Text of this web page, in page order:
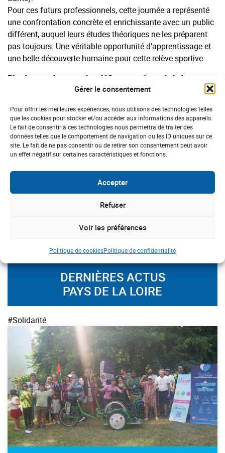
Gérer le consentement
Pour offrir les meilleures expériences, nous utilisons des technologies telles
que les cookies pour stocker et/ou accéder aux informations des appareils.
Le fait de consentir à ces technologies nous permettra de traiter des
données telles que le comportement de navigation ou les ID uniques sur ce
site. Le fait de ne pas consentir ou de retirer son consentement peut avoir
un effet négatif sur certaines caractéristiques et fonctions.
Accepter
Refuser
Voir les préférences
Politique de cookiesPolitique de confidentialité
Pour ces futurs professionnels, cette journée a représenté
une confrontation concrète et enrichissante avec un public
différent, auquel leurs études théoriques ne les préparent
pas toujours. Une véritable opportunité d’apprentissage et
une belle découverte humaine pour cette relève sportive.
Placée sous le signe des défis partagés et de la bonne
humeur, cette édition 2026 des ”Défis du Lion” a une
universel, capable de faire tomber toutes les barrières.
POUR EN SAVOIR PLUS
Sur le Lions Club Cholet Mauges
L’entente des Mauges
DERNIÈRES ACTUS
PAYS DE LA LOIRE
#Solidarité